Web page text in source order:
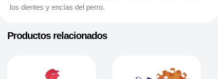
los dientes y encías del perro.
Productos relacionados